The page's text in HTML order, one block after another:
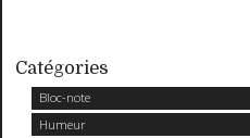
Catégories
Bloc-note
Humeur